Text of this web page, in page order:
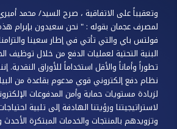
وتعقيباً على الاتفاقية ، صرح السيد/ محمد
لمصرف عجمان بقوله : " نحن سعيدون بإبرام
فولتس باي والتي تأتي في إطار سعينا والتزامنا
البنية التحتية لعمليات الدفع من خلال توظيف
تطوراً وأماناً والأقل استخداماً للأوراق
نظام دفع إلكتروني قوي مدعوم بقاعدة من
لزيادة مستويات حماية وأمن المدفوعات
لاستراتيجيتنا ورؤيتنا الهادفة إلى تلبية
وتزويدهم بالمنتجات والخدمات المبتكرة